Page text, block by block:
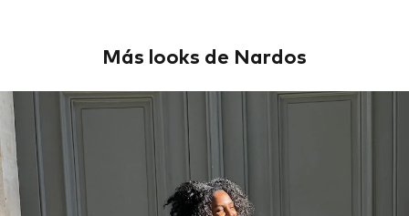
Más looks de Nardos